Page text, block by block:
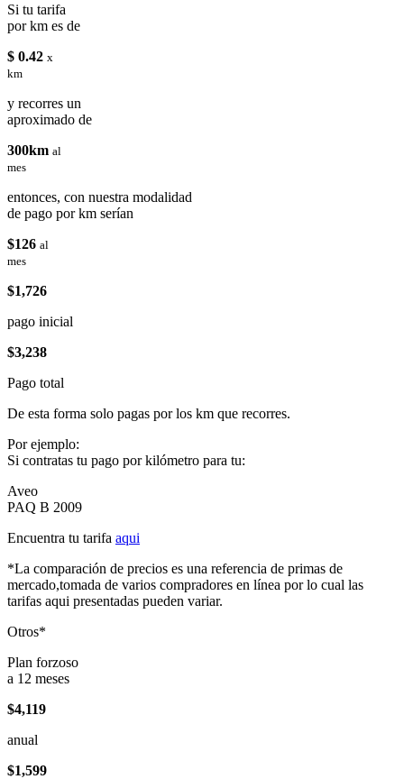
Si tu tarifa
por km es de
$ 0.42 x
km
y recorres un
aproximado de
300km al
mes
entonces, con nuestra modalidad
de pago por km serían
$126 al
mes
$1,726
pago inicial
$3,238
Pago total
De esta forma solo pagas por los km que recorres.
Por ejemplo:
Si contratas tu pago por kilómetro para tu:
Aveo
PAQ B 2009
Encuentra tu tarifa aqui
*La comparación de precios es una referencia de primas de
mercado,tomada de varios compradores en línea por lo cual las
tarifas aqui presentadas pueden variar.
Otros*
Plan forzoso
a 12 meses
$4,119
anual
$1,599